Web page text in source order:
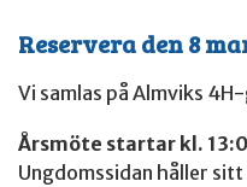
Reservera den 8
Vi samlas på Almviks
Årsmöte startar kl.
Ungdomssidan håller